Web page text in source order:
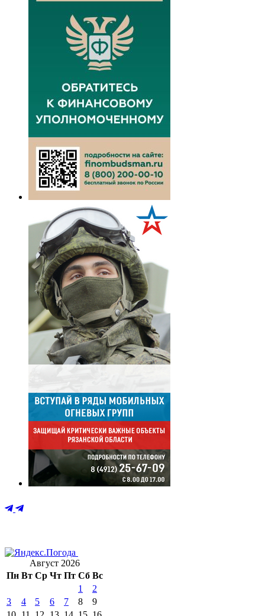
Август 2026
Пн Вт Ср Чт Пт Сб Вс
1
2
3
4 5 6 7 8
9